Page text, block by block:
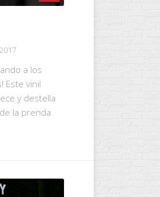
a los
Este vinil
y destella
la prenda